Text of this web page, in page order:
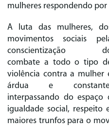
mulheres respondendo por
A luta das mulheres,
movimentos sociais
conscientização
combate a todo o tipo
violência contra a mulher
árdua e
interpassando do
igualdade social, respeito
maiores trunfos para o